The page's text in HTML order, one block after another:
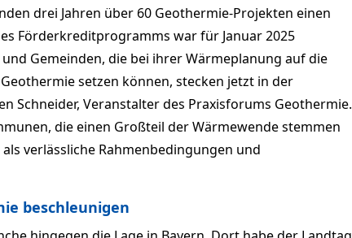
drei Jahren über 60 Geothermie-Projekten einen
Förderkreditprogramms war für Januar 2025
Gemeinden, die bei ihrer Wärmeplanung auf die
setzen können, stecken jetzt in der
Schneider, Veranstalter des Praxisforums Geothermie.
die einen Großteil der Wärmewende stemmen
verlässliche Rahmenbedingungen und
beschleunigen